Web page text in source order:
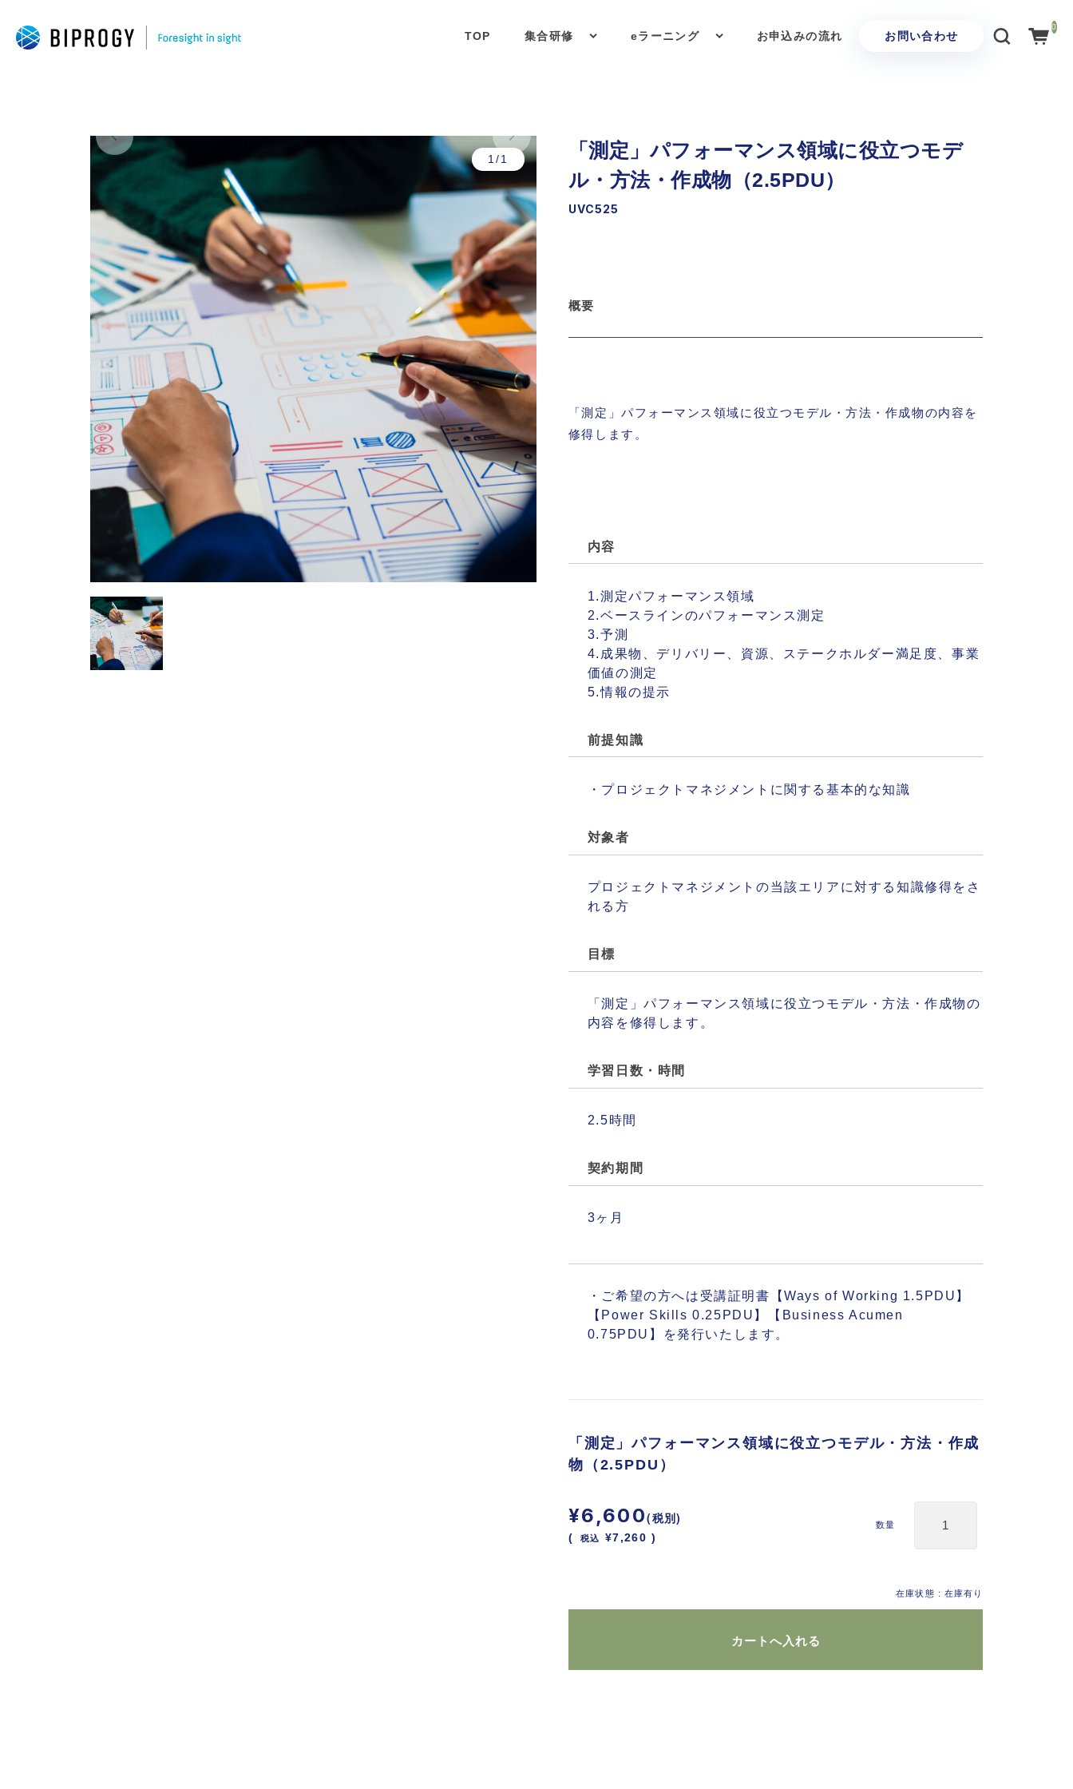
TOP 集合研修 eラーニング お申込みの流れ お問い合わせ
0
1/1
「測定」パフォーマンス領域に役立つモデ
ル・方法・作成物（2.5PDU）
UVC525
概要
「測定」パフォーマンス領域に役立つモデル・方法・作成物の内容を
修得します。
内容
1.測定パフォーマンス領域
2.ベースラインのパフォーマンス測定
3.予測
4.成果物、デリバリー、資源、ステークホルダー満足度、事業
価値の測定
5.情報の提示
前提知識
・プロジェクトマネジメントに関する基本的な知識
対象者
プロジェクトマネジメントの当該エリアに対する知識修得をさ
れる方
目標
「測定」パフォーマンス領域に役立つモデル・方法・作成物の
内容を修得します。
学習日数・時間
2.5時間
契約期間
3ヶ月
・ご希望の方へは受講証明書【Ways of Working 1.5PDU】
【Power Skills 0.25PDU】【Business Acumen
0.75PDU】を発行いたします。
「測定」パフォーマンス領域に役立つモデル・方法・作成
物（2.5PDU）
在庫状態 : 在庫有り
¥6,600(税別)
( 税込 ¥7,260 )
数量